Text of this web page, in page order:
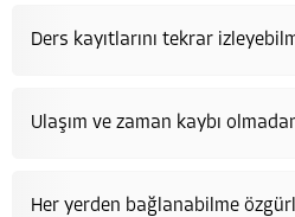
Ders kayıtlarını tekrar
Ulaşım ve zaman kaybı
Her yerden bağlanabilme